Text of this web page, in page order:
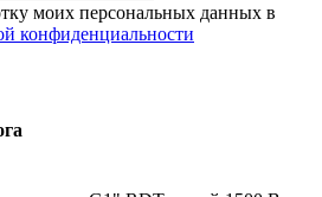
моих персональных данных в
конфиденциальности